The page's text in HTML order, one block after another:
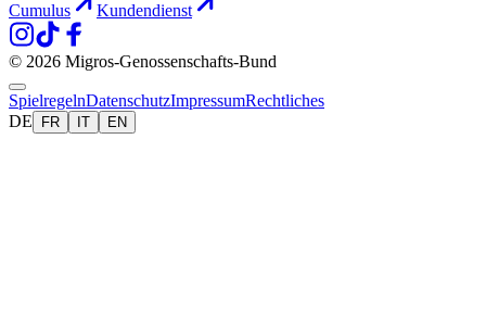
Cumulus
Kundendienst
© 2026 Migros-Genossenschafts-Bund
SpielregelnDatenschutzImpressumRechtliches
DE
FR IT EN